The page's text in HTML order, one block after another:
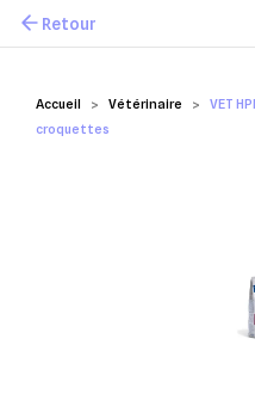
Mes favoris
Accueil Vétérinaire
VET
croquettes
Retour